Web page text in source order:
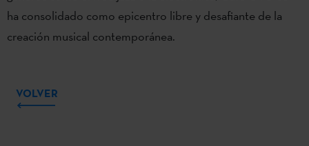
ha consolidado como epicentro libre y desafiante de la
creación musical contemporánea.
VOLVER